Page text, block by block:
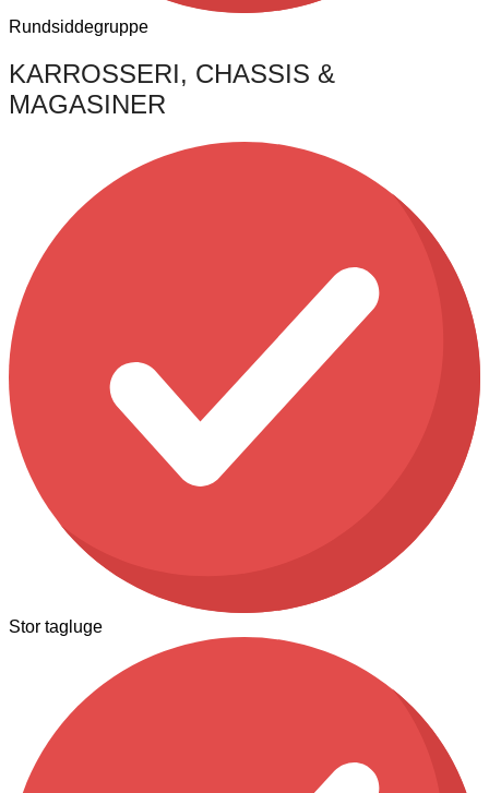
Rundsiddegruppe
KARROSSERI, CHASSIS &
MAGASINER
Stor tagluge